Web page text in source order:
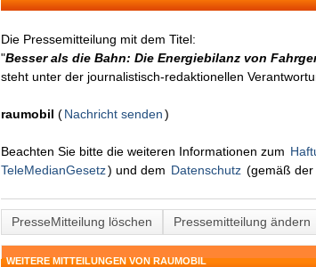
Die Pressemitteilung mit dem Titel:
"Besser als die Bahn: Die Energiebilanz von
steht unter der journalistisch-redaktionellen
raumobil (Nachricht senden)
Beachten Sie bitte die weiteren Informationen zum
TeleMedianGesetz) und dem Datenschutz (gemäß der
PresseMitteilung löschen Pressemitteilung ändern
WEITERE MITTEILUNGEN VON RAUMOBIL